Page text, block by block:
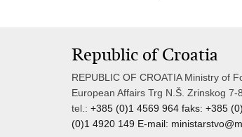
Republic of Croatia
REPUBLIC OF CROATIA Ministry of
European Affairs Trg N.Š. Zrinskog
tel.: +385 (0)1 4569 964 faks: +385
(0)1 4920 149 E-mail: